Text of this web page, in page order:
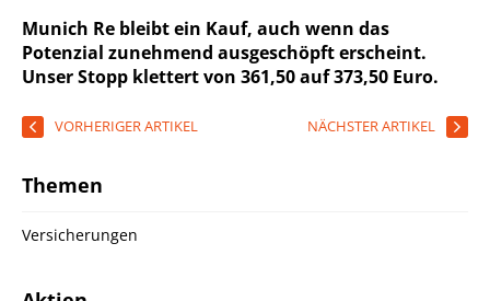
Munich Re bleibt ein Kauf, auch wenn das
Potenzial zunehmend ausgeschöpft erscheint.
Unser Stopp klettert von 361,50 auf 373,50 Euro.
VORHERIGER ARTIKEL NÄCHSTER ARTIKEL
Themen
Versicherungen